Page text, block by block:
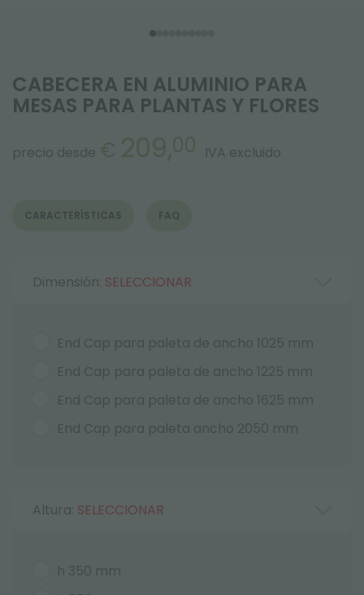
CABECERA EN ALUMINIO PARA
MESAS PARA PLANTAS Y FLORES
precio desde € 209,00 IVA excluido
CARACTERÍSTICAS FAQ
Dimensión: SELECCIONAR
End Cap para paleta de ancho 1025 mm
End Cap para paleta de ancho 1225 mm
End Cap para paleta de ancho 1625 mm
End Cap para paleta ancho 2050 mm
Altura: SELECCIONAR
h 350 mm